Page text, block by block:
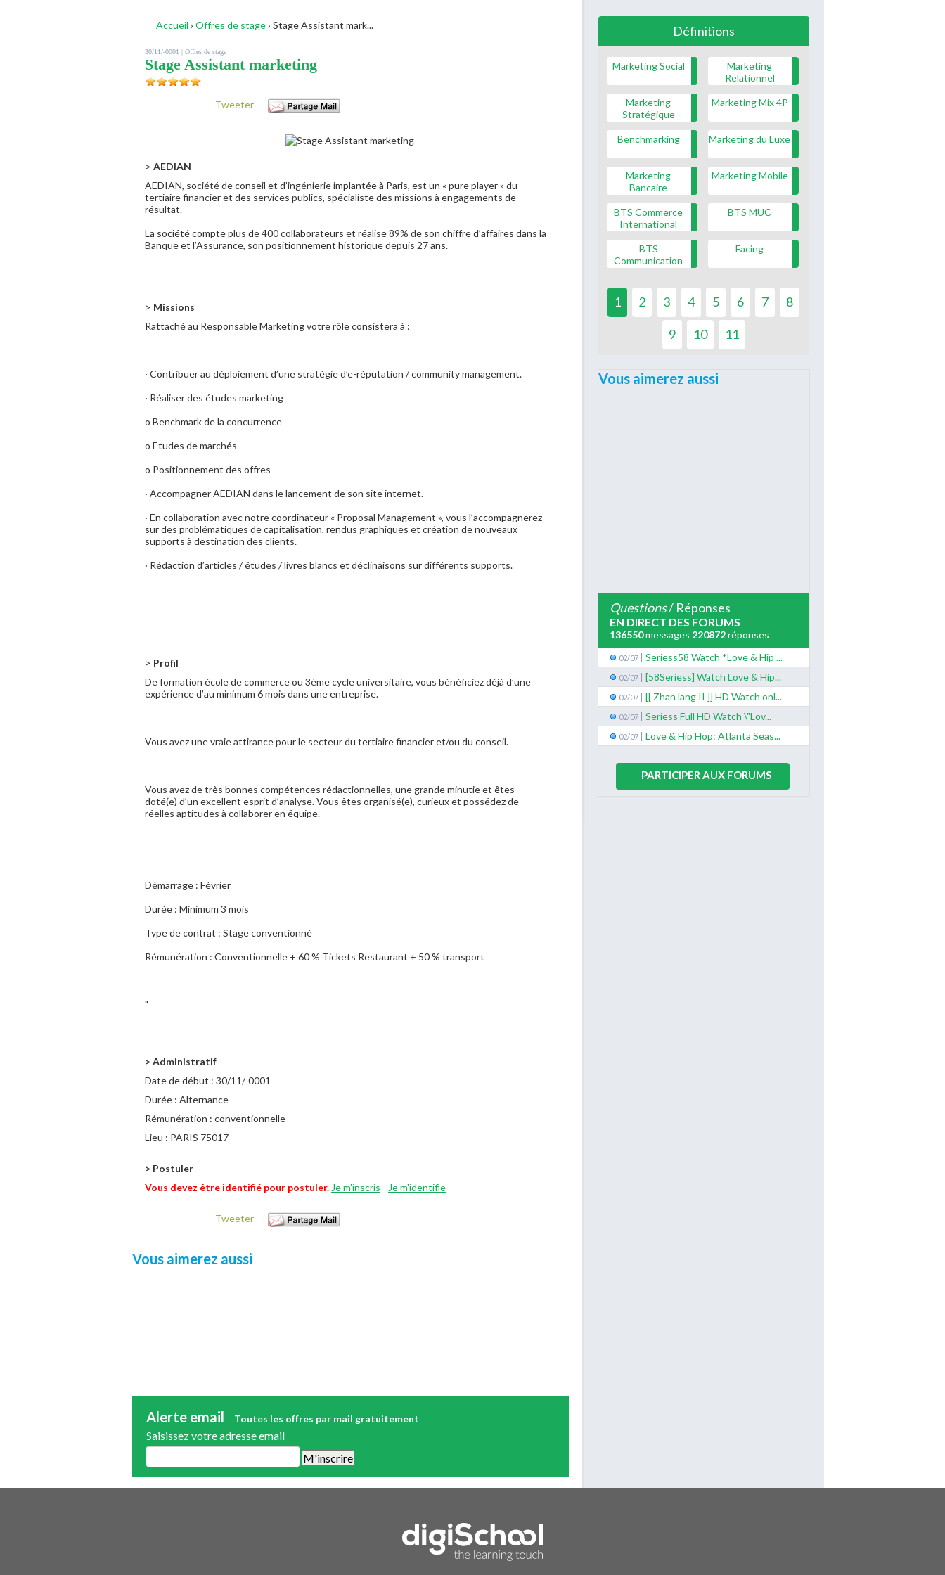
Accueil › Offres de stage› Stage Assistant mark...
30/11/-0001 | Offres de stage
Stage Assistant marketing
Tweeter
> AEDIAN
AEDIAN, société de conseil et d’ingénierie implantée à Paris, est un « pure player » du
tertiaire financier et des services publics, spécialiste des missions à engagements de
résultat.
La société compte plus de 400 collaborateurs et réalise 89% de son chiffre d’affaires dans la
Banque et l’Assurance, son positionnement historique depuis 27 ans.
> Missions
Rattaché au Responsable Marketing votre rôle consistera à :
· Contribuer au déploiement d’une stratégie d’e-réputation / community management.
· Réaliser des études marketing
o Benchmark de la concurrence
o Etudes de marchés
o Positionnement des offres
· Accompagner AEDIAN dans le lancement de son site internet.
· En collaboration avec notre coordinateur « Proposal Management », vous l’accompagnerez
sur des problématiques de capitalisation, rendus graphiques et création de nouveaux
supports à destination des clients.
· Rédaction d’articles / études / livres blancs et déclinaisons sur différents supports.
> Profil
De formation école de commerce ou 3ème cycle universitaire, vous bénéficiez déjà d’une
expérience d’au minimum 6 mois dans une entreprise.
Vous avez une vraie attirance pour le secteur du tertiaire financier et/ou du conseil.
Vous avez de très bonnes compétences rédactionnelles, une grande minutie et êtes
doté(e) d’un excellent esprit d’analyse. Vous êtes organisé(e), curieux et possédez de
réelles aptitudes à collaborer en équipe.
Démarrage : Février
Durée : Minimum 3 mois
Type de contrat : Stage conventionné
Rémunération : Conventionnelle + 60 % Tickets Restaurant + 50 % transport
"
> Administratif
Date de début : 30/11/-0001
Durée : Alternance
Rémunération : conventionnelle
Lieu : PARIS 75017
> Postuler
Vous devez être identifié pour postuler. Je m'inscris - Je m'identifie
Tweeter
Vous aimerez aussi
Alerte email Toutes les offres par mail gratuitement
Saisissez votre adresse email
Une alerte mail par semaine maximum. Vous pourrez vous désinscrire facilement. Aucune
Définitions
Marketing Social
Marketing
Relationnel
Marketing
Stratégique
Marketing Mix 4P
Benchmarking Marketing du Luxe
Marketing
Bancaire
Marketing Mobile
BTS Commerce
International
BTS MUC
BTS
Communication
Facing
1 2 3 4 5 6 7 8
9 10 11
Vous aimerez aussi
Questions/ Réponses
EN DIRECT DES FORUMS
136550messages 220872réponses
02/07 | Seriess58 Watch *Love & Hip ...
02/07 | [58Seriess] Watch Love & Hip...
02/07 | [[ Zhan lang II ]] HD Watch onl...
02/07 | Seriess Full HD Watch \"Lov...
02/07 | Love & Hip Hop: Atlanta Seas...
PARTICIPER AUX FORUMS